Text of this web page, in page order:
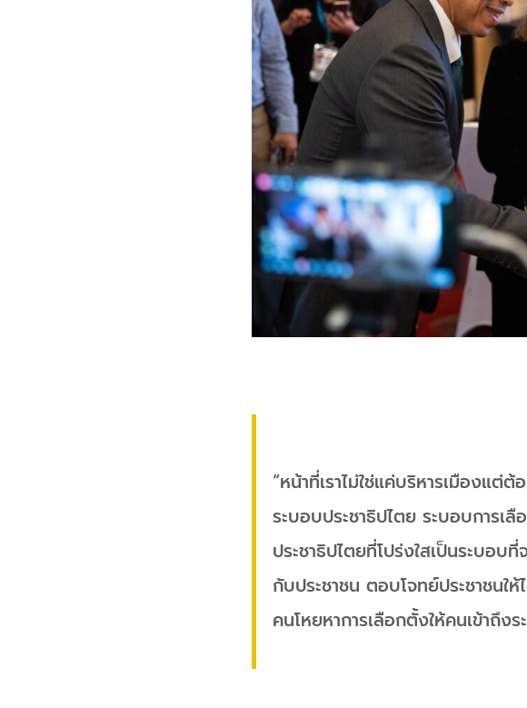
“หน้าที่เราไม่ใช่แค่บริหารเมืองแ
ระบอบประชาธิปไตย ระบอบการเ
ประชาธิปไตยที่โปร่งใสเป็นระบอ
กับประชาชน ตอบโจทย์ประชาชนให้
คนโหยหาการเลือกตั้งให้คนเข้าถึง